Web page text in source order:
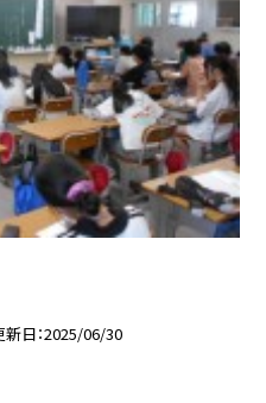
新日 2025/06/30